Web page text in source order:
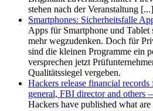
stehen nach der Veranstaltung [...]
Smartphones: Sicherheitsfalle
Apps für Smartphone und
mehr wegzudenken. Doch für
sind die kleinen Programme ein
versprechen jetzt
Qualitätssiegel vergeben.
Hackers release financial
general, FBI director and others
Hackers have published what